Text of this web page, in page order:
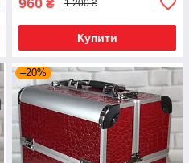
₴ 1 200 ₴
Купити
–20%